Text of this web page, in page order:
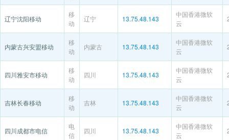
辽宁沈阳移动
移
动
辽宁 13.75.48.143
中国香港微软
云
内蒙古兴安盟移动
移
动
内蒙古 13.75.48.143
中国香港微软
云
四川雅安市移动
移
动
四川 13.75.48.143
中国香港微软
云
吉林长春移动
移
动
吉林 13.75.48.143
中国香港微软
云
四川成都市电信
电
信
四川 13.75.48.143
中国香港微软
云